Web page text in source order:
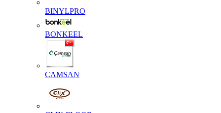
BINYLPRO
BONKEEL
CAMSAN